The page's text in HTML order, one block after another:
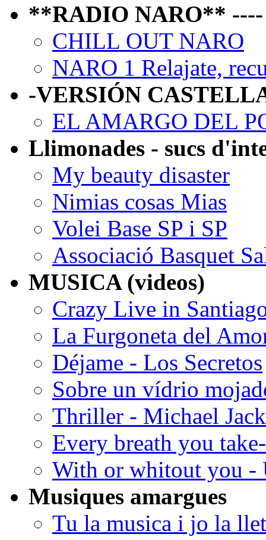
**RADIO NARO** ----
CHILL OUT NARO
NARO 1 Relajate,
-VERSIÓN
EL AMARGO DEL
Llimonades - sucs
My beauty disaster
Nimias cosas Mias
Volei Base SP i SP
Associació Basquet
MUSICA (videos)
Crazy Live in
La Furgoneta del
Déjame - Los Secretos
Sobre un vídrio
Thriller - Michael
Every breath you
With or whitout you -
Musiques amargues
Tu la musica i jo la